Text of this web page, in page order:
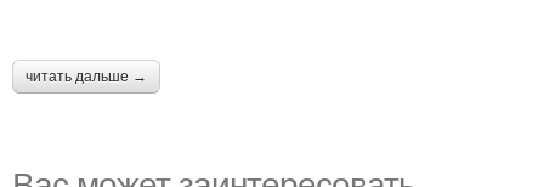
читать дальше →